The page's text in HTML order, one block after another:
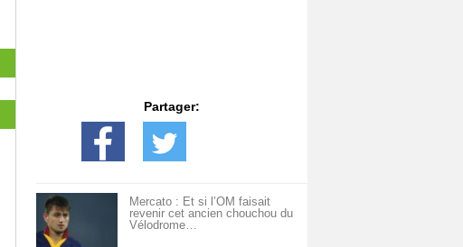
Partager:
Mercato : Et si l’OM faisait
revenir cet ancien chouchou du
Vélodrome…